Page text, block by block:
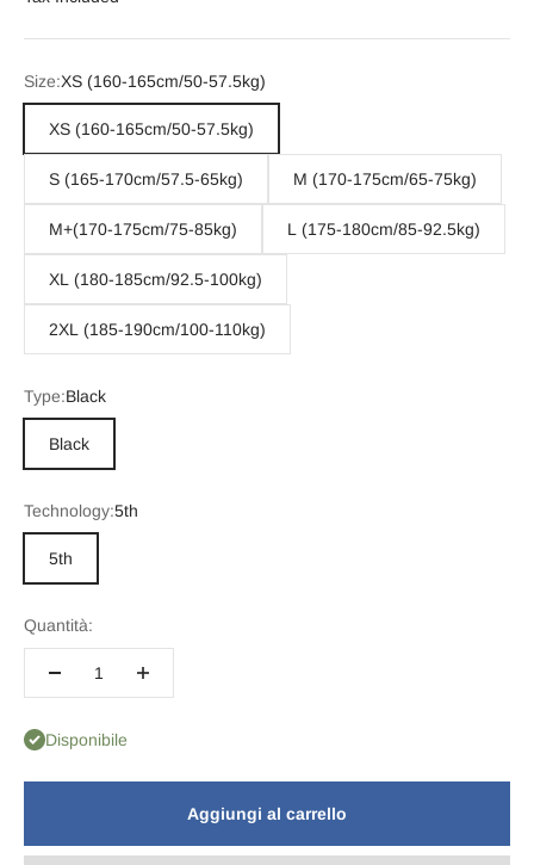
Size:XS (160-165cm/50-57.5kg)
XS (160-165cm/50-57.5kg)
S (165-170cm/57.5-65kg) M (170-175cm/65-75kg)
M+(170-175cm/75-85kg) L (175-180cm/85-92.5kg)
XL (180-185cm/92.5-100kg)
2XL (185-190cm/100-110kg)
Type:Black
Black
Technology:5th
5th
Quantità:
Disponibile
Aggiungi al carrello